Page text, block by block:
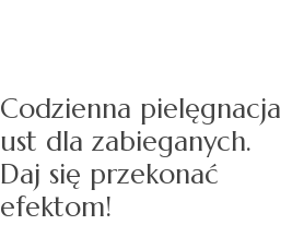
Codzienna pielęgnacja
ust dla zabieganych.
Daj się przekonać
efektom!